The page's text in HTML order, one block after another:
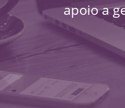
apoio a